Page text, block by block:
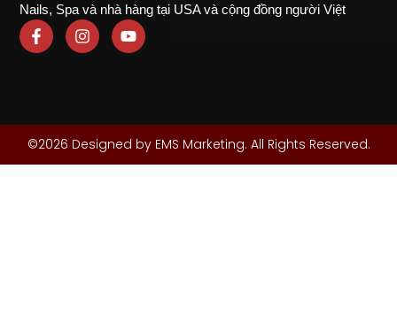
Nails, Spa và nhà hàng tại USA và cộng đồng người Việt
©2026 Designed by EMS Marketing. All Rights Reserved.